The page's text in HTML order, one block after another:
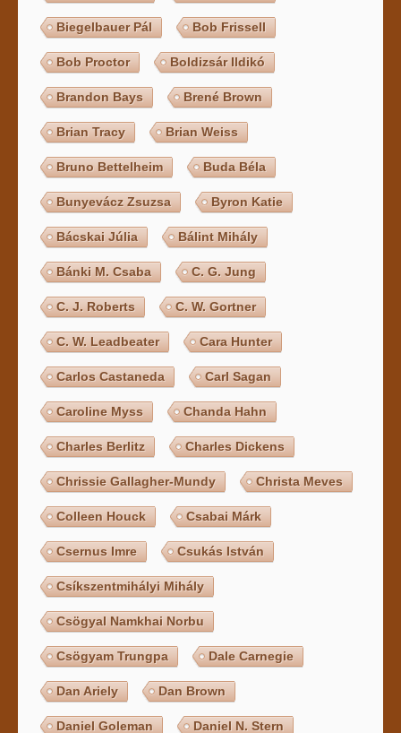
Biegelbauer Pál Bob Frissell
Bob Proctor Boldizsár Ildikó
Brandon Bays Brené Brown
Brian Tracy Brian Weiss
Bruno Bettelheim Buda Béla
Bunyevácz Zsuzsa Byron Katie
Bácskai Júlia Bálint Mihály
Bánki M. Csaba C. G. Jung
C. J. Roberts C. W. Gortner
C. W. Leadbeater Cara Hunter
Carlos Castaneda Carl Sagan
Caroline Myss Chanda Hahn
Charles Berlitz Charles Dickens
Chrissie Gallagher-Mundy Christa Meves
Colleen Houck Csabai Márk
Csernus Imre Csukás István
Csíkszentmihályi Mihály
Csögyal Namkhai Norbu
Csögyam Trungpa Dale Carnegie
Dan Ariely Dan Brown
Daniel Goleman Daniel N. Stern